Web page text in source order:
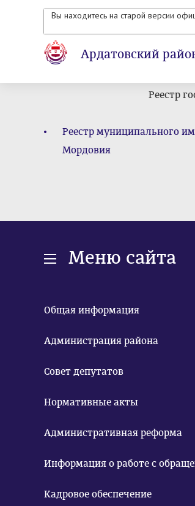
Вы находитесь на старой версии
Ардатовский
Реестр
Реестр муниципального
Мордовия
Меню сайта
Общая информация
Администрация района
Совет депутатов
Нормативные акты
Административная реформа
Информация о работе с
Кадровое обеспечение